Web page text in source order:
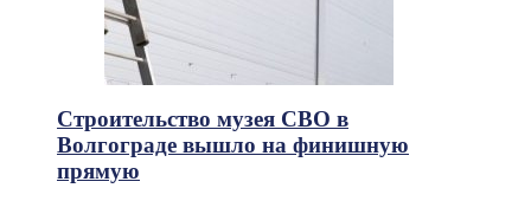
Строительство музея СВО в
Волгограде вышло на финишную
прямую